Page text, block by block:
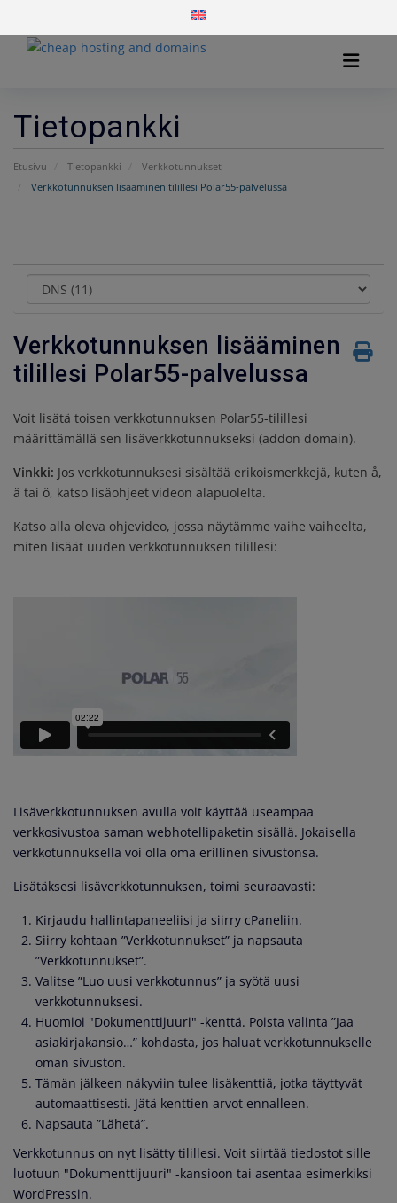
Tietopankki
Etusivu Tietopankki
Verkkotunnukset
Verkkotunnuksen lisääminen tilillesi Polar55-palvelussa
Verkkotunnuksen lisääminen
tilillesi Polar55-palvelussa
Voit lisätä toisen verkkotunnuksen Polar55-tilillesi
määrittämällä sen lisäverkkotunnukseksi (addon domain).
Vinkki: Jos verkkotunnuksesi sisältää erikoismerkkejä, kuten å,
ä tai ö, katso lisäohjeet videon alapuolelta.
Katso alla oleva ohjevideo, jossa näytämme vaihe vaiheelta,
miten lisäät uuden verkkotunnuksen tilillesi:
Lisäverkkotunnuksen avulla voit käyttää useampaa
verkkosivustoa saman webhotellipaketin sisällä. Jokaisella
verkkotunnuksella voi olla oma erillinen sivustonsa.
Lisätäksesi lisäverkkotunnuksen, toimi seuraavasti:
Kirjaudu hallintapaneeliisi ja siirry cPaneliin.
Siirry kohtaan ”Verkkotunnukset” ja napsauta
”Verkkotunnukset”.
Valitse ”Luo uusi verkkotunnus” ja syötä uusi
verkkotunnuksesi.
Huomioi "Dokumenttijuuri" -kenttä. Poista valinta ”Jaa
asiakirjakansio…” kohdasta, jos haluat verkkotunnukselle
oman sivuston.
Tämän jälkeen näkyviin tulee lisäkenttiä, jotka täyttyvät
automaattisesti. Jätä kenttien arvot ennalleen.
Napsauta ”Lähetä”.
Verkkotunnus on nyt lisätty tilillesi. Voit siirtää tiedostot sille
luotuun "Dokumenttijuuri" -kansioon tai asentaa esimerkiksi
WordPressin.